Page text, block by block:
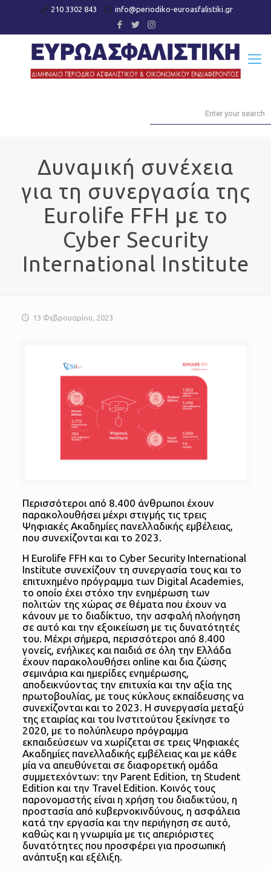
210 3302 843 info@periodiko-euroasfalistiki.gr
Δυναμική συνέχεια
για τη συνεργασία της
Eurolife FFH με το
Cyber Security
International Institute
13 Φεβρουαρίου, 2023
Περισσότεροι από 8.400 άνθρωποι έχουν
παρακολουθήσει μέχρι στιγμής τις τρεις
Ψηφιακές Ακαδημίες πανελλαδικής εμβέλειας,
που συνεχίζονται και το 2023.
H Eurolife FFH και το Cyber Security International
Institute συνεχίζουν τη συνεργασία τους και το
επιτυχημένο πρόγραμμα των Digital Academies,
το οποίο έχει στόχο την ενημέρωση των
πολιτών της χώρας σε θέματα που έχουν να
κάνουν με το διαδίκτυο, την ασφαλή πλοήγηση
σε αυτό και την εξοικείωση με τις δυνατότητές
του. Μέχρι σήμερα, περισσότεροι από 8.400
γονείς, ενήλικες και παιδιά σε όλη την Ελλάδα
έχουν παρακολουθήσει online και δια ζώσης
σεμινάρια και ημερίδες ενημέρωσης,
αποδεικνύοντας την επιτυχία και την αξία της
πρωτοβουλίας, με τους κύκλους εκπαίδευσης να
συνεχίζονται και το 2023. Η συνεργασία μεταξύ
της εταιρίας και του Ινστιτούτου ξεκίνησε το
2020, με το πολύπλευρο πρόγραμμα
εκπαιδεύσεων να χωρίζεται σε τρεις Ψηφιακές
Ακαδημίες πανελλαδικής εμβέλειας και με κάθε
μία να απευθύνεται σε διαφορετική ομάδα
συμμετεχόντων: την Parent Edition, τη Student
Edition και την Travel Edition. Κοινός τους
παρονομαστής είναι η χρήση του διαδικτύου, η
προστασία από κυβερνοκινδύνους, η ασφάλεια
κατά την εργασία και την περιήγηση σε αυτό,
καθώς και η γνωριμία με τις απεριόριστες
δυνατότητες που προσφέρει για προσωπική
ανάπτυξη και εξέλιξη.